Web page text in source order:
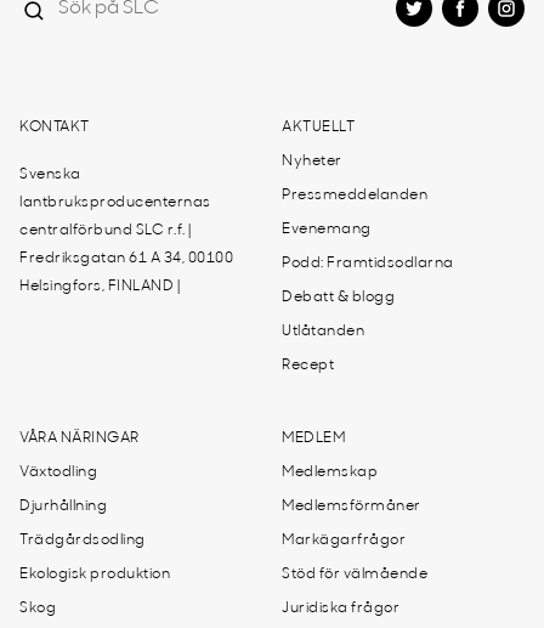
KONTAKT
Svenska
lantbruksproducenternas
centralförbund SLC r.f. |
Fredriksgatan 61 A 34, 00100
Helsingfors, FINLAND |
AKTUELLT
Nyheter
Pressmeddelanden
Evenemang
Podd: Framtidsodlarna
Debatt & blogg
Utlåtanden
Recept
VÅRA NÄRINGAR
Växtodling
Djurhållning
Trädgårdsodling
Ekologisk produktion
Skog
MEDLEM
Medlemskap
Medlemsförmåner
Markägarfrågor
Stöd för välmående
Juridiska frågor